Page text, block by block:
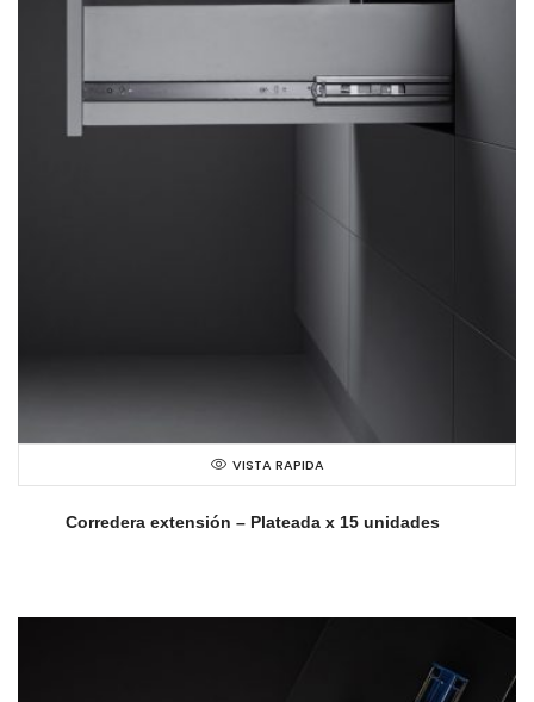
VISTA RAPIDA
Corredera extensión – Plateada x 15 unidades